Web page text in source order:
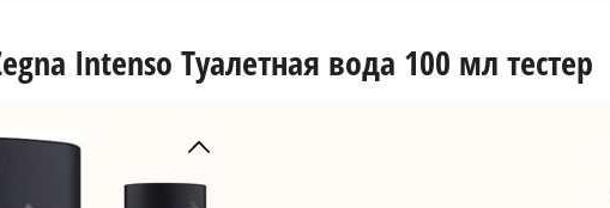
Intenso Туалетная вода 100 мл тестер